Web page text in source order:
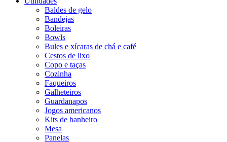
Baldes de gelo
Bandejas
Boleiras
Bowls
Bules e xícaras de chá e café
Cestos de lixo
Copo e taças
Cozinha
Faqueiros
Galheteiros
Guardanapos
Jogos americanos
Kits de banheiro
Mesa
Panelas